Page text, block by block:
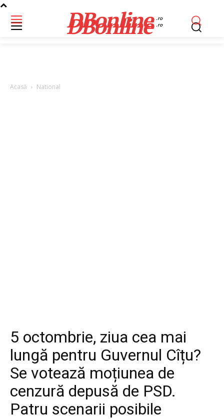
DBonline .ro
DBonline .ro
Acasă National
5 octombrie, ziua cea mai
lungă pentru Guvernul Cîțu?
Se votează moțiunea de
cenzură depusă de PSD.
Patru scenarii posibile